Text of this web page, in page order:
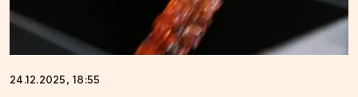
24.12.2025, 18:55